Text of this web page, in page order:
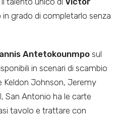
in grado di completarlo senza
Antetokounmpo sul
in scenari di scambio
Keldon Johnson, Jeremy
San Antonio ha le carte
tavolo e trattare con